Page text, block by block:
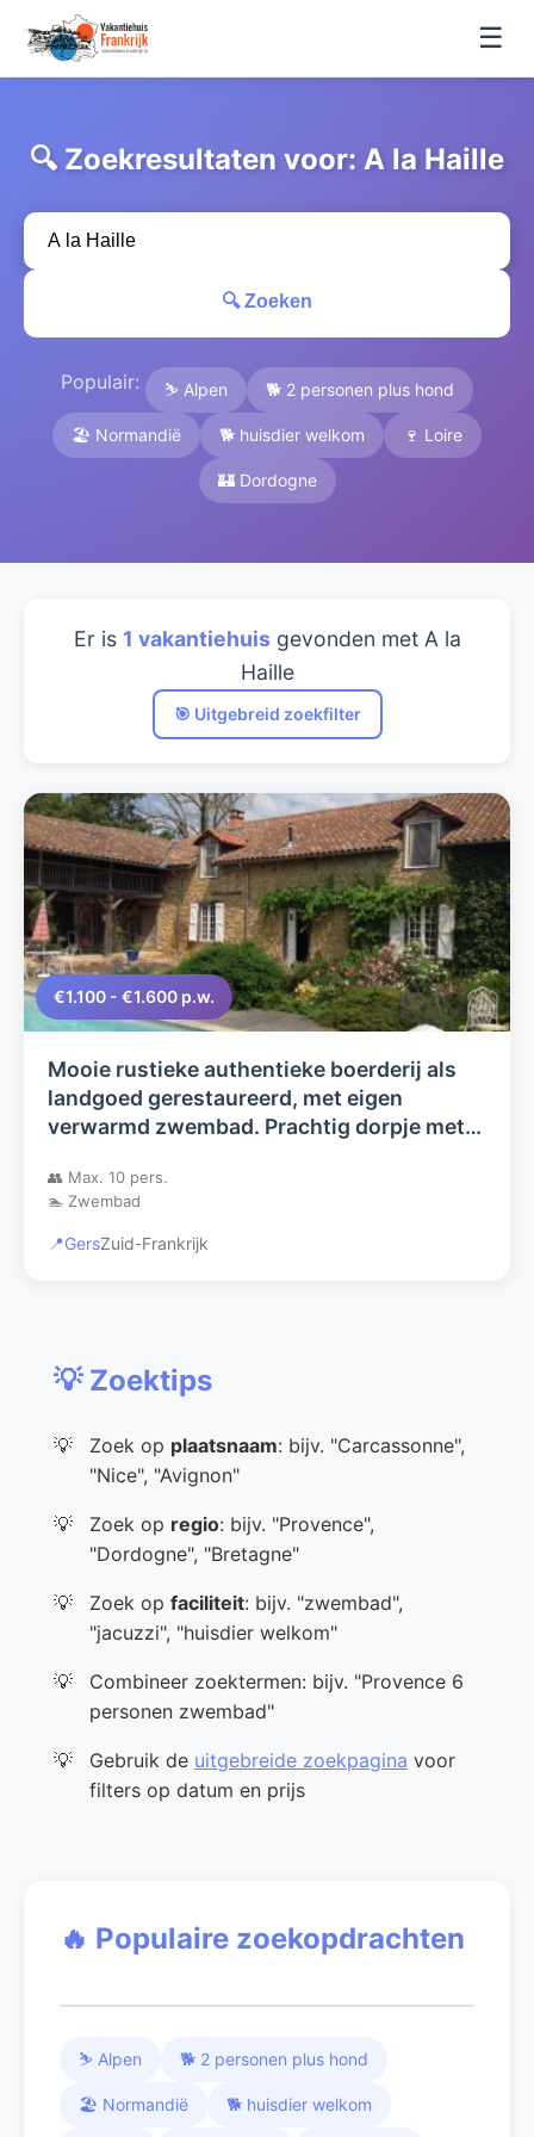
☰
🔍 Zoekresultaten voor: A la Haille
🔍 Zoeken
Populair: ⛷️ Alpen 🐕 2 personen plus hond
🏖️ Normandië 🐕 huisdier welkom 🍷 Loire
🏰 Dordogne
Er is 1 vakantiehuis gevonden met A la
Haille
🎯 Uitgebreid zoekfilter
€1.100 - €1.600 p.w.
Mooie rustieke authentieke boerderij als
landgoed gerestaureerd, met eigen
verwarmd zwembad. Prachtig dorpje met
👥 Max. 10 pers.
🏊 Zwembad
📍GersZuid-Frankrijk
💡 Zoektips
Zoek op plaatsnaam: bijv. "Carcassonne",
"Nice", "Avignon"
Zoek op regio: bijv. "Provence",
"Dordogne", "Bretagne"
Zoek op faciliteit: bijv. "zwembad",
"jacuzzi", "huisdier welkom"
Combineer zoektermen: bijv. "Provence 6
personen zwembad"
Gebruik de uitgebreide zoekpagina voor
filters op datum en prijs
🔥 Populaire zoekopdrachten
⛷️ Alpen 🐕 2 personen plus hond
🏖️ Normandië 🐕 huisdier welkom